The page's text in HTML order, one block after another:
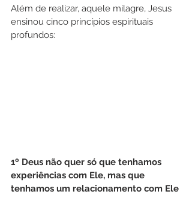
Além de realizar, aquele milagre, Jesus
ensinou cinco princípios espirituais
profundos:
1º Deus não quer só que tenhamos
experiências com Ele, mas que
tenhamos um relacionamento com Ele